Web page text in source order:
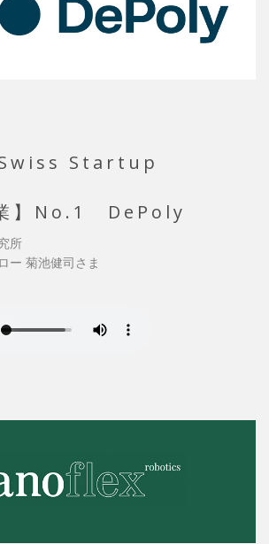
Startup
】No.1 DePoly
所
ー 菊池健司さま